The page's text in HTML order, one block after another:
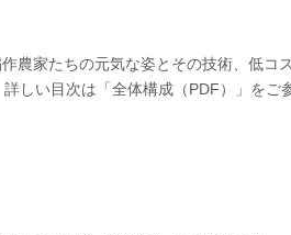
農家たちの元気な姿とその技術、低
しい目次は「全体構成（PDF）」をご